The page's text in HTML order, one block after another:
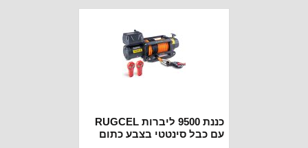
כננת 9500 ליברות RUGCEL
עם כבל סינטטי בצבע כתום